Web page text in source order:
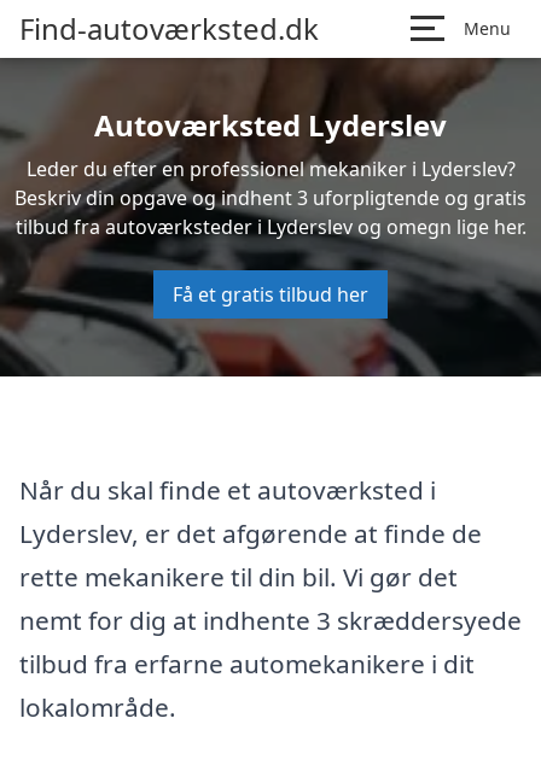
Find-autoværksted.dk Menu
Autoværksted Lyderslev
Leder du efter en professionel mekaniker i Lyderslev?
Beskriv din opgave og indhent 3 uforpligtende og gratis
tilbud fra autoværksteder i Lyderslev og omegn lige her.
Få et gratis tilbud her
Når du skal finde et autoværksted i
Lyderslev, er det afgørende at finde de
rette mekanikere til din bil. Vi gør det
nemt for dig at indhente 3 skræddersyede
tilbud fra erfarne automekanikere i dit
lokalområde.